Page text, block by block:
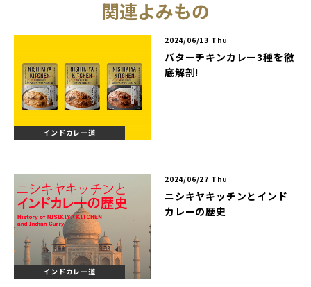
関連よみもの
インドカレー道
2024/06/13 Thu
バターチキンカレー3種を徹
底解剖!
インドカレー道
2024/06/27 Thu
ニシキヤキッチンとインド
カレーの歴史